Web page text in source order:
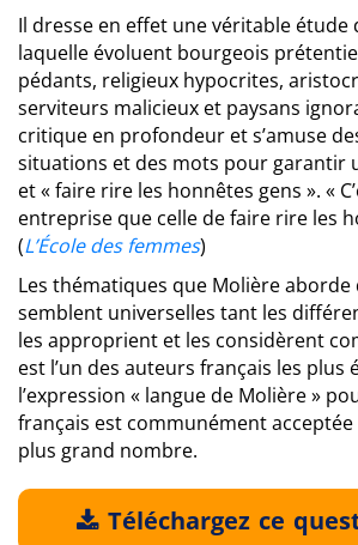
Il dresse en effet une véritable étude
laquelle évoluent bourgeois
pédants, religieux hypocrites,
serviteurs malicieux et paysans
critique en profondeur et s’amuse
situations et des mots pour garantir
et « faire rire les honnêtes gens ». «
entreprise que celle de faire rire les
(L’École des femmes)
Les thématiques que Molière
semblent universelles tant les
les approprient et les considèrent
est l’un des auteurs français les plus
l’expression « langue de Molière »
français est communément
plus grand nombre.
Téléchargez ce